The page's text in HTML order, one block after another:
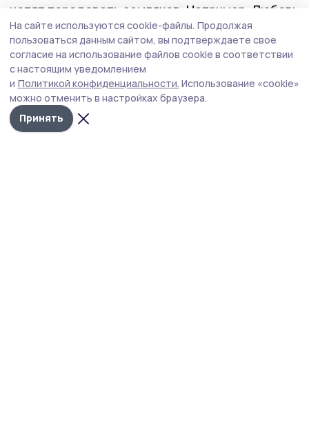
хотят порадовать земляков. Например, Любовь
Ларкина прочитала стихотворение о Красивке,
которое сочинила сама, и спела. Своим
вокалом покорил сердца и Геннадий
Шароватов.
После того, как отзвучали последние аккорды,
довольные зрители долго благодарили
На сайте используются cookie-файлы. Продолжая
пользоваться данным сайтом, вы подтверждаете свое
согласие на использование файлов cookie в соответствии
с настоящим уведомлением
и Политикой конфиденциальности. Использование «cookie»
можно отменить в настройках браузера.
Принять